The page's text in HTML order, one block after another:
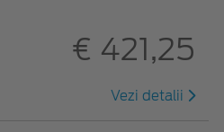
€ 421,25
Vezi detalii